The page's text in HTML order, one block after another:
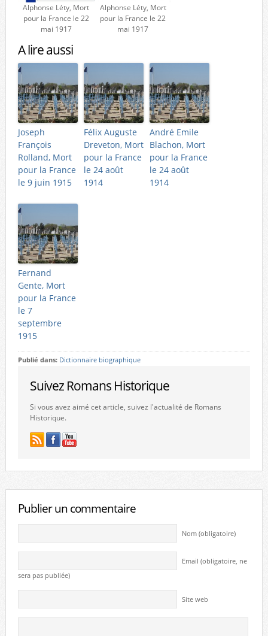
Alphonse Léty, Mort
pour la France le 22
mai 1917
Alphonse Léty, Mort
pour la France le 22
mai 1917
A lire aussi
Joseph
François
Rolland, Mort
pour la France
le 9 juin 1915
Félix Auguste
Dreveton, Mort
pour la France
le 24 août
1914
André Emile
Blachon, Mort
pour la France
le 24 août
1914
Fernand
Gente, Mort
pour la France
le 7
septembre
1915
Publié dans: Dictionnaire biographique
Suivez Romans Historique
Si vous avez aimé cet article, suivez l'actualité de Romans
Historique.
Publier un commentaire
Nom (obligatoire)
Email (obligatoire, ne
sera pas publiée)
Site web